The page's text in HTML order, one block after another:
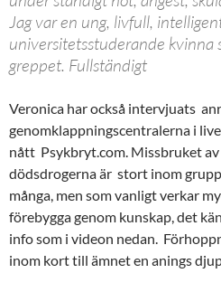
Jag var en ung, livfull,
universitetsstuderande kvinna
greppet. Fullständigt
Veronica har också intervjuats
genomklappningscentralerna i
nått Psykbryt.com. Missbruket
dödsdrogerna är stort inom
många, men som vanligt verkar
förebygga genom kunskap, det
info som i videon nedan.
inom kort till ämnet en anings